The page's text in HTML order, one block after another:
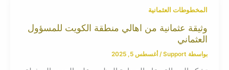
المخطوطات العثمانية
وثيقة عثمانية من اهالي منطقة الكويت للمسؤول
العثماني
بواسطة Support
/ أغسطس 5, 2025